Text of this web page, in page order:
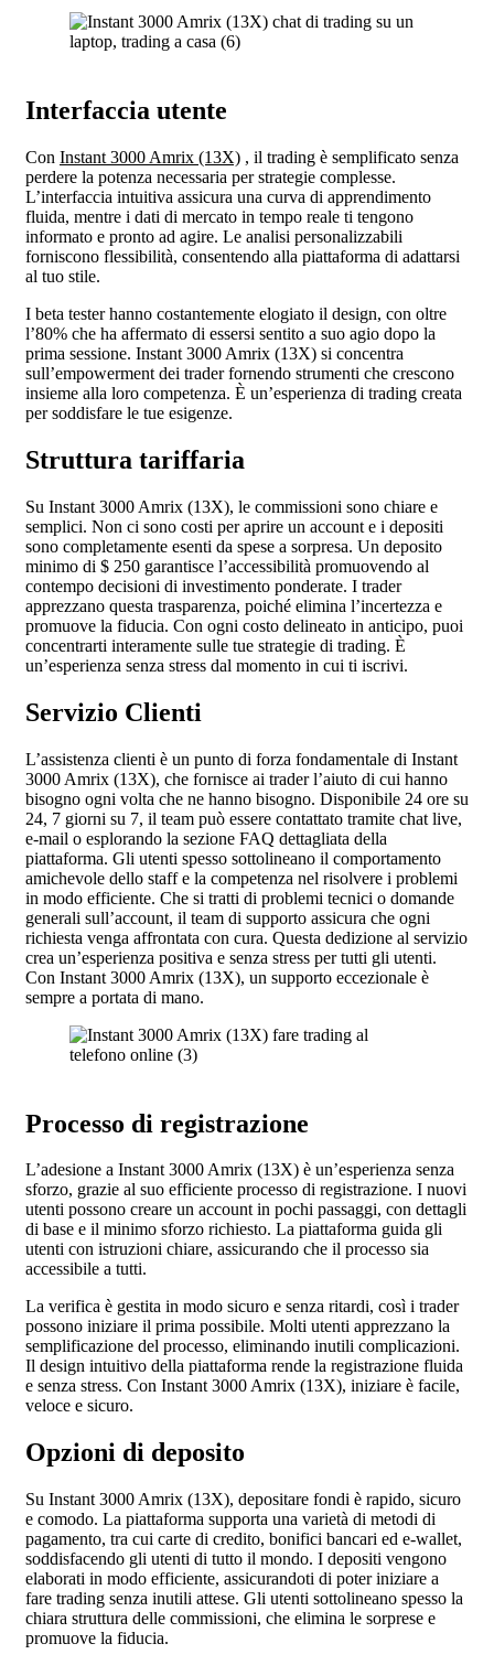
Interfaccia utente
Con Instant 3000 Amrix (13X) , il trading è semplificato senza
perdere la potenza necessaria per strategie complesse.
L’interfaccia intuitiva assicura una curva di apprendimento
fluida, mentre i dati di mercato in tempo reale ti tengono
informato e pronto ad agire. Le analisi personalizzabili
forniscono flessibilità, consentendo alla piattaforma di adattarsi
al tuo stile.
I beta tester hanno costantemente elogiato il design, con oltre
l’80% che ha affermato di essersi sentito a suo agio dopo la
prima sessione. Instant 3000 Amrix (13X) si concentra
sull’empowerment dei trader fornendo strumenti che crescono
insieme alla loro competenza. È un’esperienza di trading creata
per soddisfare le tue esigenze.
Struttura tariffaria
Su Instant 3000 Amrix (13X), le commissioni sono chiare e
semplici. Non ci sono costi per aprire un account e i depositi
sono completamente esenti da spese a sorpresa. Un deposito
minimo di $ 250 garantisce l’accessibilità promuovendo al
contempo decisioni di investimento ponderate. I trader
apprezzano questa trasparenza, poiché elimina l’incertezza e
promuove la fiducia. Con ogni costo delineato in anticipo, puoi
concentrarti interamente sulle tue strategie di trading. È
un’esperienza senza stress dal momento in cui ti iscrivi.
Servizio Clienti
L’assistenza clienti è un punto di forza fondamentale di Instant
3000 Amrix (13X), che fornisce ai trader l’aiuto di cui hanno
bisogno ogni volta che ne hanno bisogno. Disponibile 24 ore su
24, 7 giorni su 7, il team può essere contattato tramite chat live,
e-mail o esplorando la sezione FAQ dettagliata della
piattaforma. Gli utenti spesso sottolineano il comportamento
amichevole dello staff e la competenza nel risolvere i problemi
in modo efficiente. Che si tratti di problemi tecnici o domande
generali sull’account, il team di supporto assicura che ogni
richiesta venga affrontata con cura. Questa dedizione al servizio
crea un’esperienza positiva e senza stress per tutti gli utenti.
Con Instant 3000 Amrix (13X), un supporto eccezionale è
sempre a portata di mano.
Processo di registrazione
L’adesione a Instant 3000 Amrix (13X) è un’esperienza senza
sforzo, grazie al suo efficiente processo di registrazione. I nuovi
utenti possono creare un account in pochi passaggi, con dettagli
di base e il minimo sforzo richiesto. La piattaforma guida gli
utenti con istruzioni chiare, assicurando che il processo sia
accessibile a tutti.
La verifica è gestita in modo sicuro e senza ritardi, così i trader
possono iniziare il prima possibile. Molti utenti apprezzano la
semplificazione del processo, eliminando inutili complicazioni.
Il design intuitivo della piattaforma rende la registrazione fluida
e senza stress. Con Instant 3000 Amrix (13X), iniziare è facile,
veloce e sicuro.
Opzioni di deposito
Su Instant 3000 Amrix (13X), depositare fondi è rapido, sicuro
e comodo. La piattaforma supporta una varietà di metodi di
pagamento, tra cui carte di credito, bonifici bancari ed e-wallet,
soddisfacendo gli utenti di tutto il mondo. I depositi vengono
elaborati in modo efficiente, assicurandoti di poter iniziare a
fare trading senza inutili attese. Gli utenti sottolineano spesso la
chiara struttura delle commissioni, che elimina le sorprese e
promuove la fiducia.